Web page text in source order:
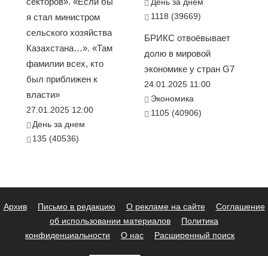
я стал министром
сельского хозяйства
Казахстана…». «Там
фамилии всех, кто
был приближен к
власти»
27.01.2025 12:00
День за днем
135 (40536)
День за днем
1118 (39669)
БРИКС отвоёвывает
долю в мировой
экономике у стран G7
24.01.2025 11:00
Экономика
1105 (40906)
Архив Письмо в редакцию О рекламе на сайте
Соглашение
об использовании материалов
Политика
конфиденциальности
О нас Расширенный поиск